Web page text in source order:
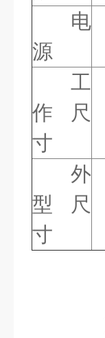
电
源
工
作尺
寸
外
型尺
寸